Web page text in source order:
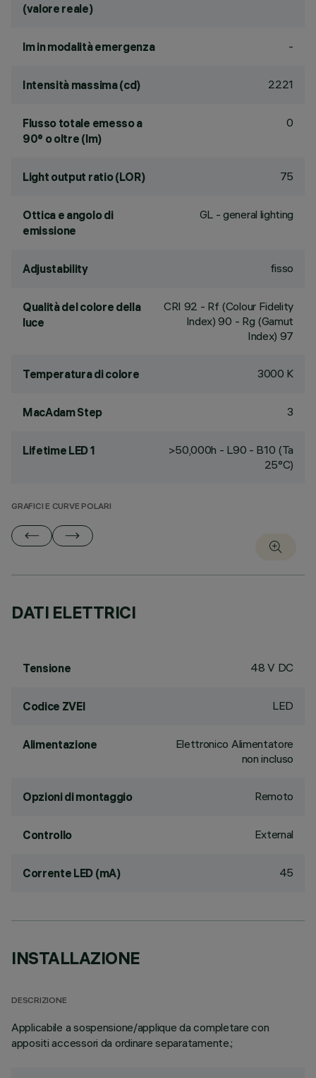
(valore reale)
lm in modalità emergenza -
Intensità massima (cd) 2221
Flusso totale emesso a
90° o oltre (lm)
0
Light output ratio (LOR) 75
Ottica e angolo di
emissione
GL - general lighting
Adjustability fisso
Qualità del colore della
luce
CRI 92 - Rf (Colour Fidelity
Index) 90 - Rg (Gamut
Index) 97
Temperatura di colore 3000 K
MacAdam Step 3
Lifetime LED 1
>50,000h - L90 - B10 (Ta
25°C)
GRAFICI E CURVE POLARI
DATI ELETTRICI
Tensione 48 V DC
Codice ZVEI LED
Alimentazione
Elettronico Alimentatore
non incluso
Opzioni di montaggio Remoto
Controllo External
Corrente LED (mA) 45
INSTALLAZIONE
DESCRIZIONE
Applicabile a sospensione/applique da completare con
appositi accessori da ordinare separatamente.;